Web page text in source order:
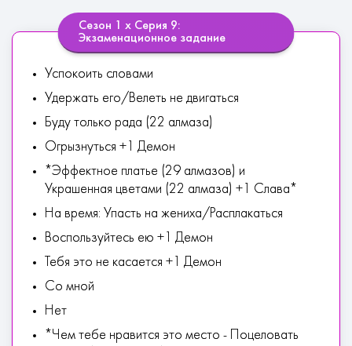
Сезон 1 х Серия 9:
Экзаменационное задание
Успокоить словами
Удержать его/Велеть не двигаться
Буду только рада (22 алмаза)
Огрызнуться +1 Демон
*Эффектное платье (29 алмазов) и
Украшенная цветами (22 алмаза) +1 Слава*
На время: Упасть на жениха/Расплакаться
Воспользуйтесь ею +1 Демон
Тебя это не касается +1 Демон
Со мной
Нет
*Чем тебе нравится это место - Поцеловать